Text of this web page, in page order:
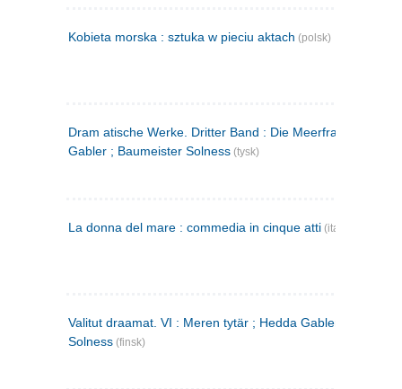
Kobieta morska : sztuka w pieciu aktach (polsk)
Dram atische Werke. Dritter Band : Die Meerfrau ; Hedda
Gabler ; Baumeister Solness (tysk)
La donna del mare : commedia in cinque atti (italiensk)
Valitut draamat. VI : Meren tytär ; Hedda Gabler ;
Solness (finsk)